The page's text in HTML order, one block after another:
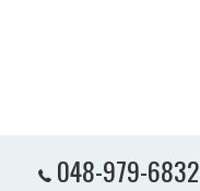
048-979-6832